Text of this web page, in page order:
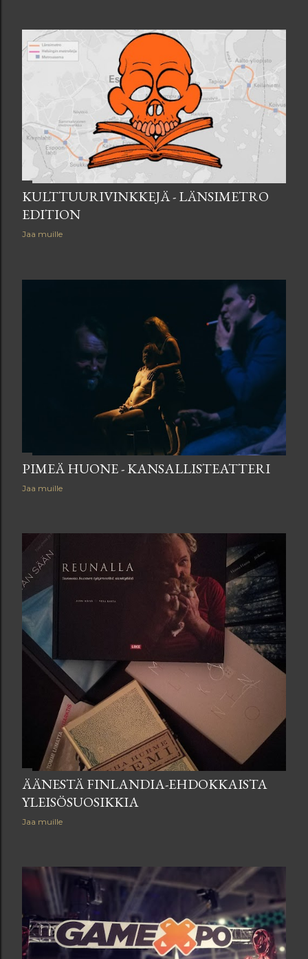
KULTTUURIVINKKEJÄ - LÄNSIMETRO
EDITION
Jaa muille
PIMEÄ HUONE - KANSALLISTEATTERI
Jaa muille
ÄÄNESTÄ FINLANDIA-EHDOKKAISTA
YLEISÖSUOSIKKIA
Jaa muille